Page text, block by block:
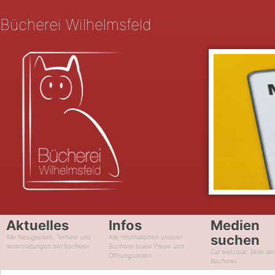
Bücherei Wilhelmsfeld
Aktuelles
Alle Neuigkeiten, Termine und
Veranstaltungen der Bücherei
Infos
Alle Informationen unserer
Bücherei sowie Preise und
Öffnungszeiten
Medien
suchen
Zur webopac Seite der
Bücherei.